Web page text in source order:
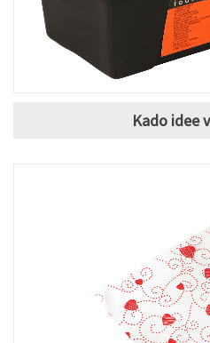
Kado idee